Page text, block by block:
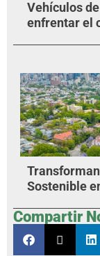
Vehículos
enfrentar el
Sostenible
Compartir